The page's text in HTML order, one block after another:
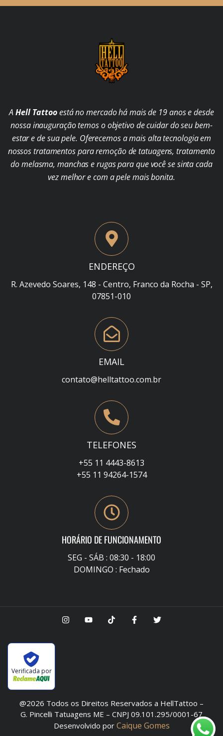
AHell Tattooestá no mercado há mais de 19 anos e desde
nossa inauguração temos o objetivo de cuidar do seu bem-
estar e de sua pele. Oferecemos a mais alta tecnologia em
nossos tratamentos para remoção de tatuagens, tratamento
do melasma, manchas e rugas para que você se sinta cada
vez melhor e com a pele mais bonita.
ENDEREÇO
R. Azevedo Soares, 148 - Centro, Franco da Rocha - SP,
07851-010
EMAIL
contato@helltattoo.com.br
TELEFONES
+55 11 4443-8613
+55 11 94264-1574
HORÁRIO DE FUNCIONAMENTO
SEG - SÁB : 08:30 - 18:00
DOMINGO : Fechado
Verificada por
@2026 Todos os Direitos Reservados a HellTattoo –
G. Pincelli Tatuagens ME – CNPJ 09.101.295/0001-67
Desenvolvido por Caique Gomes